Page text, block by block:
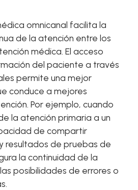
omnicanal facilita la
de la atención entre los
médica. El acceso
del paciente a través
permite una mejor
conduce a mejores
Por ejemplo, cuando
la atención primaria a un
de compartir
resultados de pruebas de
la continuidad de la
posibilidades de errores o